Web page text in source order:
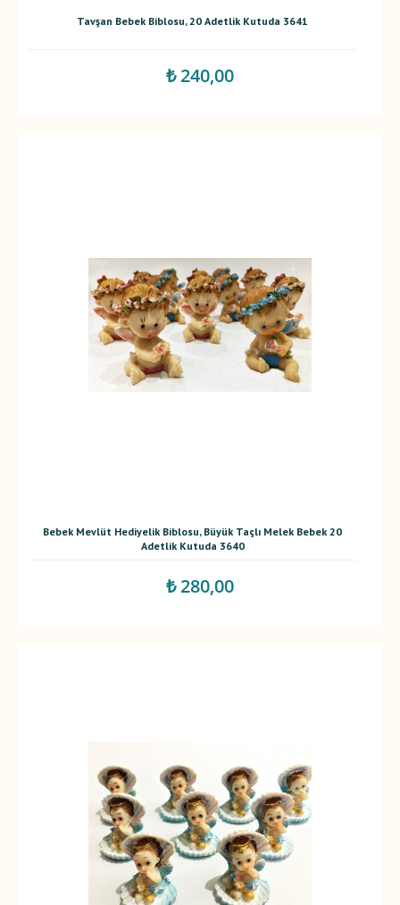
Tavşan Bebek Biblosu, 20 Adetlik Kutuda 3641
₺ 240,00
Bebek Mevlüt Hediyelik Biblosu, Büyük Taçlı Melek Bebek 20
Adetlik Kutuda 3640
₺ 280,00